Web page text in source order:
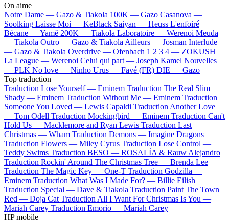
On aime
Notre Dame — Gazo & Tiakola 100K — Gazo Casanova —
Soolking Laisse Moi — KeBlack Saiyan — Heuss L'enfoiré
Bécane —Yamê 200K — Tiakola Laboratoire — Werenoi Meuda
— Tiakola Outro — Gazo & Tiakola Ailleurs — Josman Interlude
— Gazo & Tiakola Overdrive — Ofenbach 1 2 3 4 — ZOKUSH
La League — Werenoi Celui qui part — Joseph Kamel Nouvelles
— PLK No love — Ninho Urus — Favé (FR) DIE — Gazo
Top traduction
Traduction Lose Yourself — Eminem Traduction The Real Slim
Shady — Eminem Traduction Without Me — Eminem Traduction
Someone You Loved — Lewis Capaldi Traduction Another Love
— Tom Odell Traduction Mockingbird — Eminem Traduction Can't
Hold Us — Macklemore and Ryan Lewis Traduction Last
Christmas — Wham Traduction Demons — Imagine Dragons
Traduction Flowers — Miley Cyrus Traduction Lose Control —
Teddy Swims Traduction BESO — ROSALÍA & Rauw Alejandro
Traduction Rockin' Around The Christmas Tree — Brenda Lee
Traduction The Magic Key — One-T Traduction Godzilla —
Eminem Traduction What Was I Made For? — Billie Eilish
Traduction Special — Dave & Tiakola Traduction Paint The Town
Red — Doja Cat Traduction All I Want For Christmas Is You —
Mariah Carey Traduction Emorio — Mariah Carey
HP mobile